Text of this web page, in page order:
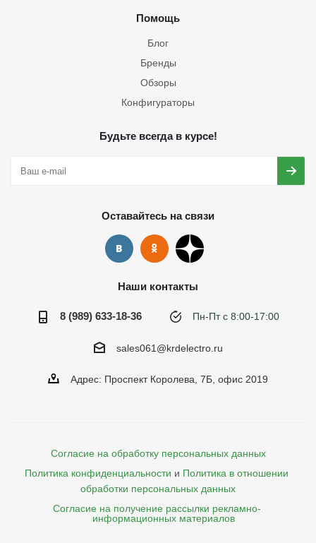
Помощь
Блог
Бренды
Обзоры
Конфигураторы
Будьте всегда в курсе!
Оставайтесь на связи
Наши контакты
8 (989) 633-18-36 Пн-Пт с 8:00-17:00
sales061@krdelectro.ru
Адрес: Проспект Королева, 7Б, офис 2019
Согласие на обработку персональных данных
Политика конфиденциальности и Политика в отношении
обработки персональных данных
Согласие на получение рассылки рекламно-
    информационных материалов